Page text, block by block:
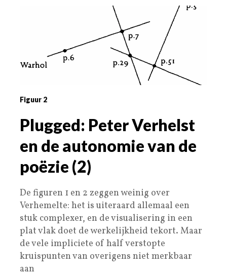
Figuur 2
Plugged: Peter Verhelst
en de autonomie van de
poëzie (2)
De figuren 1 en 2 zeggen weinig over
Verhemelte: het is uiteraard allemaal een
stuk complexer, en de visualisering in een
plat vlak doet de werkelijkheid tekort. Maar
de vele impliciete of half verstopte
kruispunten van overigens niet merkbaar
aan